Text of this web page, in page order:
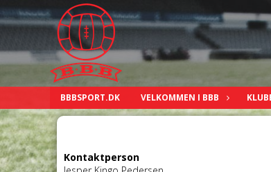
BBBSPORT.DK VELKOMMEN I BBB
Kontaktperson